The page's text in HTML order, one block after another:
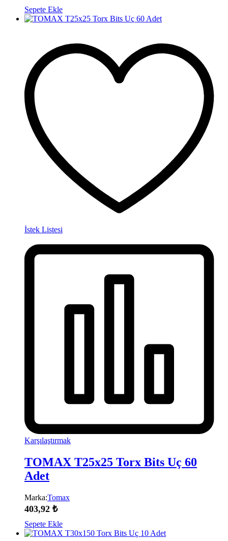
Sepete Ekle
İstek Listesi
Karşılaştırmak
TOMAX T25x25 Torx Bits Uç 60
Adet
Marka:Tomax
403,92 ₺
Sepete Ekle